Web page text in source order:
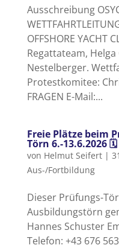
Ausschreibung
OFFSHORE YACHT
Regattateam,
Nestelberger.
Protestkomitee:
FRAGEN E-Mail:...
Freie Plätze beim
Törn 6.-13.6.2026 🗓
von Helmut Seifert|
Aus-/Fortbildung
Dieser Prüfungs-
Ausbildungstörn
Hannes Schuster
Telefon: +43 676